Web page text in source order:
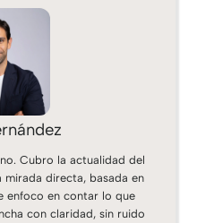
Cubro la actualidad del
directa, basada en
enfoco en contar lo que
con claridad, sin ruido